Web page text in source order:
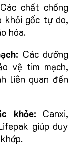
Các chất chống
khỏi gốc tự do,
hóa.
Các dưỡng
vệ tim mạch,
liên quan đến
khỏe: Canxi,
giúp duy